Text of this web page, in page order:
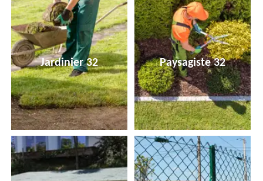
Jardinier 32 Paysagiste 32